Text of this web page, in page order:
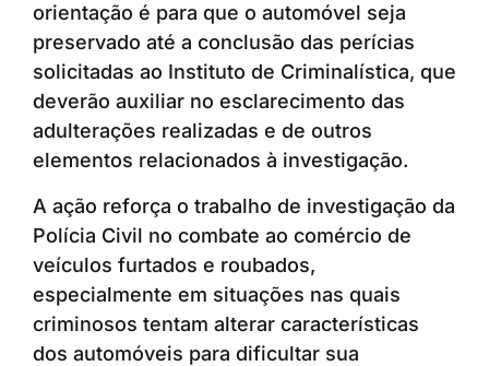
orientação é para que o automóvel seja
preservado até a conclusão das perícias
solicitadas ao Instituto de Criminalística, que
deverão auxiliar no esclarecimento das
adulterações realizadas e de outros
elementos relacionados à investigação.
A ação reforça o trabalho de investigação da
Polícia Civil no combate ao comércio de
veículos furtados e roubados,
especialmente em situações nas quais
criminosos tentam alterar características
dos automóveis para dificultar sua